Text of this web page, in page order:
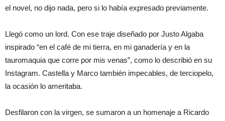
el novel, no dijo nada, pero si lo había expresado previamente.
Llegó como un lord. Con ese traje diseñado por Justo Algaba
inspirado “en el café de mi tierra, en mi ganadería y en la
tauromaquia que corre por mis venas”, como lo describió en su
Instagram. Castella y Marco también impecables, de terciopelo,
la ocasión lo ameritaba.
Desfilaron con la virgen, se sumaron a un homenaje a Ricardo